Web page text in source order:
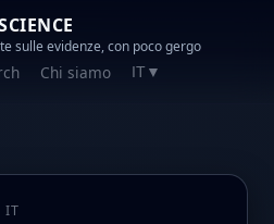
sulle evidenze, con poco gergo
Chi siamo IT ▼
IT